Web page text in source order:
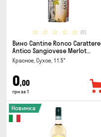
(0)
Вино Cantine Ronco Carattere
Antico Sangiovese Merlot
Rubicone IGT 1л
Красное, Сухое, 11.5°
0,00
грн за 1
Новинка